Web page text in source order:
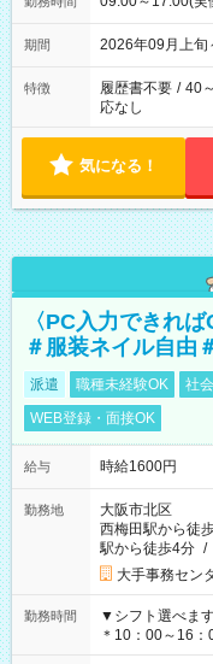
期間 2026年09月上
特徴 履歴書不要 / 40
応なし
気になる！
〈PC入力できれ
＃服装ネイル自由
派遣 職種未経験OK 社
WEB登録・面接OK
給与 時給1600円
勤務地
大阪市北区
西梅田駅から徒
駅から徒歩4分 /
大手事務セン
勤務時間
▼シフト選べま
＊10：00～16
11：00～19：